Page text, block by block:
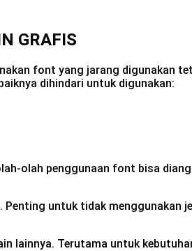
GRAFIS
font yang jarang digunakan
dihindari untuk digunakan:
olah penggunaan font bisa
untuk tidak
lainnya. Terutama untuk